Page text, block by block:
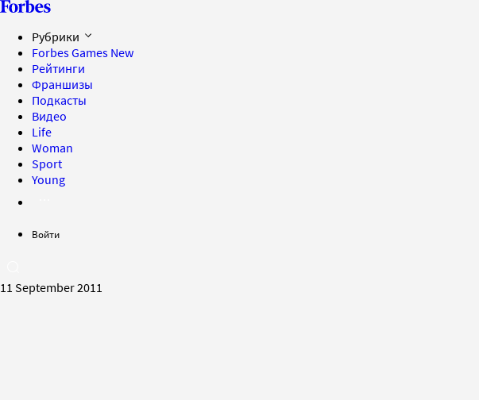
Рубрики
Forbes Games New
Рейтинги
Франшизы
Подкасты
Видео
Life
Woman
Sport
Young
Войти
11 September 2011